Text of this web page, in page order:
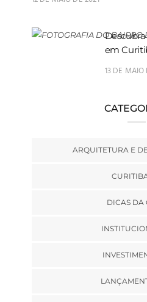
em
13 DE
ARQUITETURA E
DICAS DA